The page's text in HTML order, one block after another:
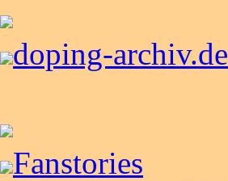
doping-archiv.de
Fanstories